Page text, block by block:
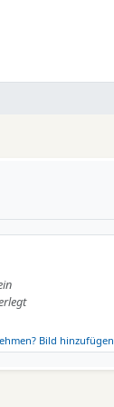
Bild hinzufügen